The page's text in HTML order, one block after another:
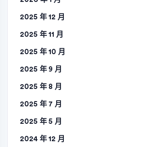
2025 年 12 月
2025 年 11 月
2025 年 10 月
2025 年 9 月
2025 年 8 月
2025 年 7 月
2025 年 5 月
2024 年 12 月